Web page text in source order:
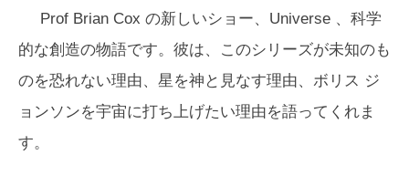
Prof Brian Cox の新しいショー、 Universe 、科学
的な創造の物語です。彼は、このシリーズが未知のも
のを恐れない理由、星を神と見なす理由、ボリス ジ
ョンソンを宇宙に打ち上げたい理由を語ってくれま
す。